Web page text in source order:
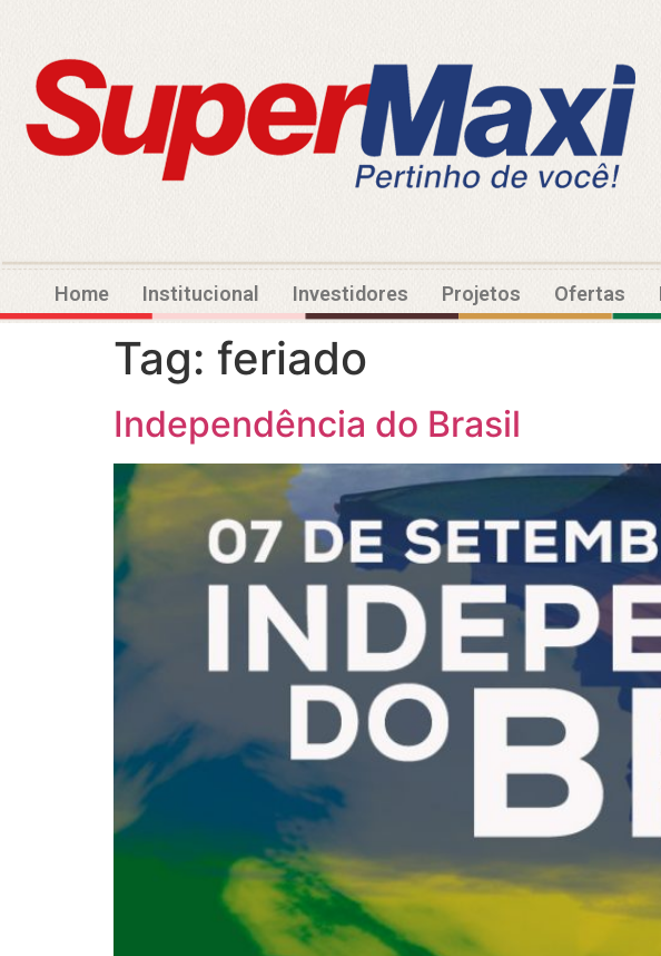
Home Institucional Investidores Projetos Ofertas
Tag: feriado
Independência do Brasil